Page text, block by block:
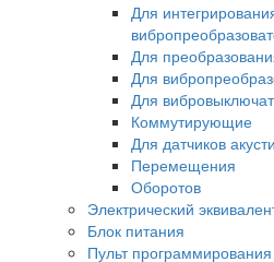
Для
Для
Для
Для
Коммутирующие
Для датчиков
Перемещения
Оборотов
Электрический
Блок питания
Пульт